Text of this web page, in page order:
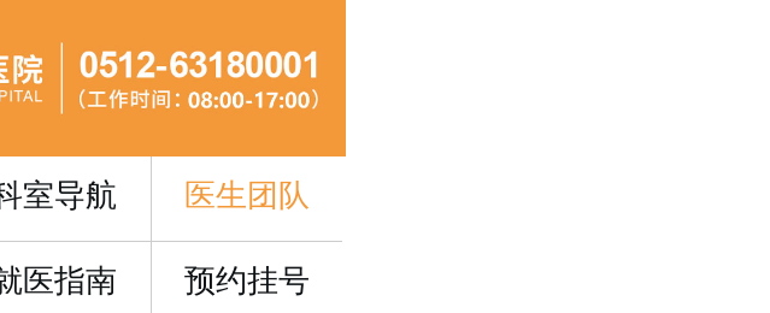
室导航 医生团队
医指南 预约挂号